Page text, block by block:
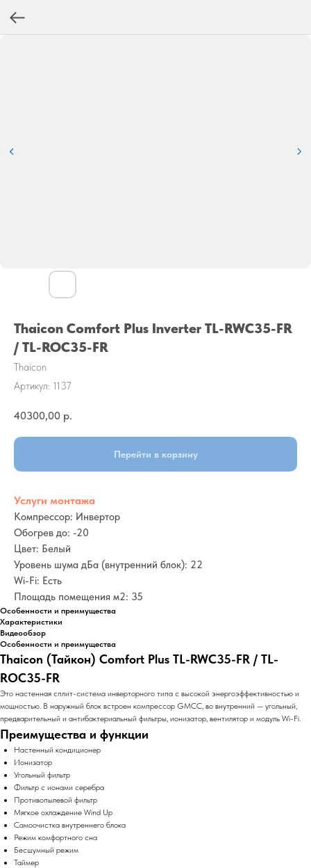
Thaicon Comfort Plus Inverter TL-RWC35-FR
/ TL-ROC35-FR
Thaicon
Артикул: 1137
40300,00 р.
Перейти в корзину
Услуги монтажа
Компрессор: Инвертор
Обогрев до: -20
Цвет: Белый
Уровень шума дБа (внутренний блок): 22
Wi-Fi: Есть
Площадь помещения м2: 35
Особенности и преимущества
Характеристики
Видеообзор
Особенности и преимущества
Thaicon (Тайкон) Comfort Plus TL-RWC35-FR / TL-
ROC35-FR
Это настенная сплит-система инверторного типа с высокой энергоэффективностью и
мощностью. В наружный блок встроен компрессор GMCC, во внутренний — угольный,
предварительный и антибактериальный фильтры, ионизатор, вентилятор и модуль Wi-Fi.
Преимущества и функции
Настенный кондиционер
Ионизатор
Угольный фильтр
Фильтр с ионами серебра
Противопылевой фильтр
Мягкое охлаждение Wind Up
Самоочистка внутреннего блока
Режим комфортного сна
Бесшумный режим
Таймер